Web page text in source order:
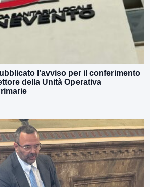
l’avviso per il conferimento
della Unità Operativa